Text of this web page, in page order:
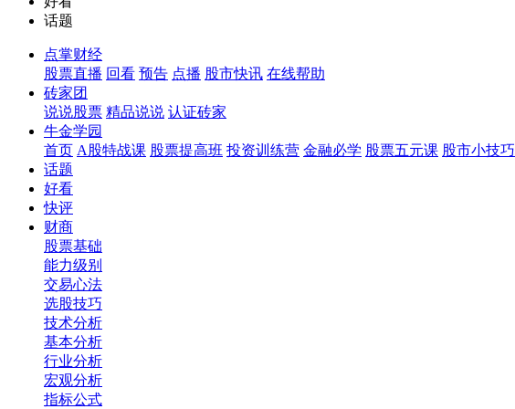
话题
点掌财经
股票直播 回看 预告 点播 股市快讯 在线帮助
砖家团
说说股票 精品说说 认证砖家
牛金学园
首页 A股特战课 股票提高班 投资训练营 金融必学 股票五元课 股市小技巧
话题
好看
快评
财商
股票基础
能力级别
交易心法
选股技巧
技术分析
基本分析
行业分析
宏观分析
指标公式